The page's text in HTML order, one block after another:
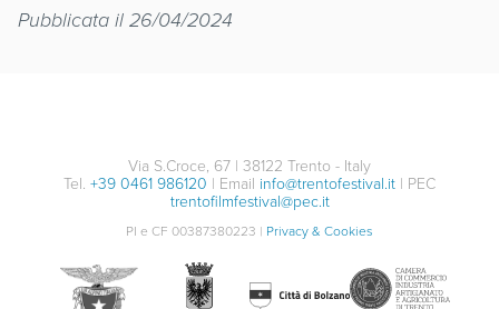
Pubblicata il 26/04/2024
Via S.Croce, 67 | 38122 Trento - Italy
Tel. +39 0461 986120 | Email info@trentofestival.it | PEC
trentofilmfestival@pec.it
PI e CF 00387380223 | Privacy & Cookies